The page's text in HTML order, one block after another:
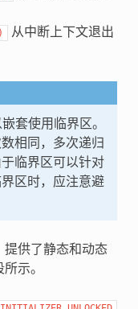
从中断上下文退出
套使用临界区。
相同，多次递归
临界区可以针对
区时，应注意避
提供了静态和动态
示。